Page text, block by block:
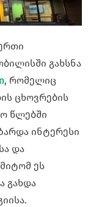
გახსნა
, რომელიც
ცხოვრების
წლებში
ინტერესი
და
ეს
გახდა